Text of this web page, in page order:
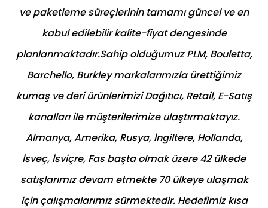
ve paketleme süreçlerinin tamamı güncel ve en
kabul edilebilir kalite-fiyat dengesinde
planlanmaktadır.Sahip olduğumuz PLM, Bouletta,
Barchello, Burkley markalarımızla ürettiğimiz
kumaş ve deri ürünlerimizi Dağıtıcı, Retail, E-Satış
kanalları ile müşterilerimize ulaştırmaktayız.
Almanya, Amerika, Rusya, İngiltere, Hollanda,
İsveç, İsviçre, Fas başta olmak üzere 42 ülkede
satışlarımız devam etmekte 70 ülkeye ulaşmak
için çalışmalarımız sürmektedir. Hedefimiz kısa